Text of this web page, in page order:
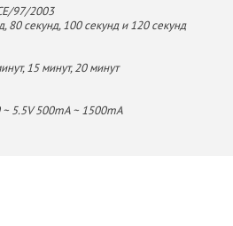
97/2003
80 секунд, 100 секунд и 120 секунд
15 минут, 20 минут
~ 5.5V 500mA ~ 1500mA